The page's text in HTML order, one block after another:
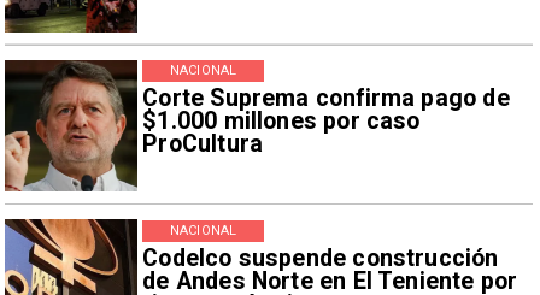
Corte Suprema confirma pago de
$1.000 millones por caso
ProCultura
NACIONAL
Codelco suspende construcción
de Andes Norte en El Teniente por
NACIONAL